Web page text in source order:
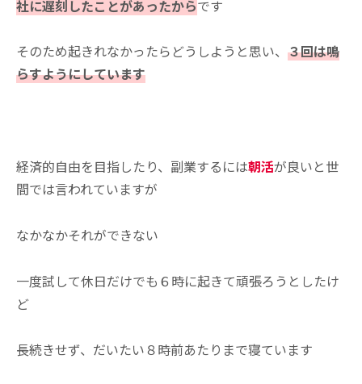
社に遅刻したことがあったからです
そのため起きれなかったらどうしようと思い、 ３回は鳴
らすようにしています
経済的自由を目指したり、副業するには朝活が良いと世
間では言われていますが
なかなかそれができない
一度試して休日だけでも６時に起きて頑張ろうとしたけ
ど
長続きせず、だいたい８時前あたりまで寝ています